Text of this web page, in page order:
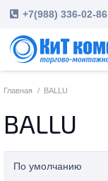
+7(988) 336-02-86
Главная / BALLU
BALLU